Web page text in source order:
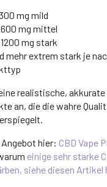
mg mild
mg mittel
mg stark
mehr extrem stark je
realistische,
an, die die wahre
hier: CBD Vape
einige sehr starke
siehe diesen Artikel